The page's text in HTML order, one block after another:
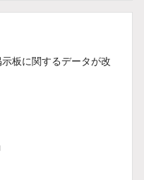
板に関するデータが改